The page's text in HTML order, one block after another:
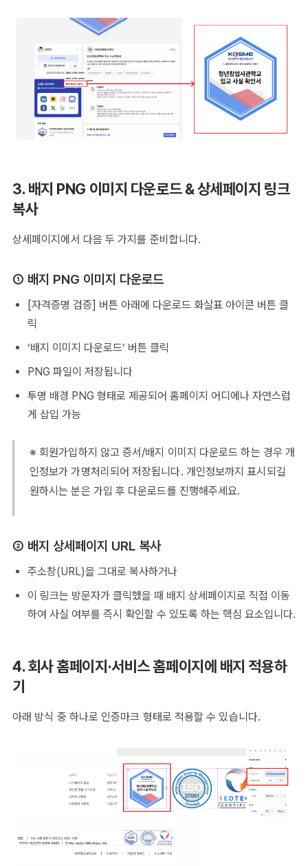
3. 배지 PNG 이미지 다운로드 & 상세페이지 링크
복사
상세페이지에서 다음 두 가지를 준비합니다.
① 배지 PNG 이미지 다운로드
[자격증명 검증] 버튼 아래에 다운로드 화살표 아이콘 버튼 클
릭
‘배지 이미지 다운로드’ 버튼 클릭
PNG 파일이 저장됩니다
투명 배경 PNG 형태로 제공되어 홈페이지 어디에나 자연스럽
게 삽입 가능
※ 회원가입하지 않고 증서/배지 이미지 다운로드 하는 경우 개
인정보가 가명처리되어 저장됩니다. 개인정보까지 표시되길
원하시는 분은 가입 후 다운로드를 진행해주세요.
② 배지 상세페이지 URL 복사
주소창(URL)을 그대로 복사하거나
이 링크는 방문자가 클릭했을 때 배지 상세페이지로 직접 이동
하여 사실 여부를 즉시 확인할 수 있도록 하는 핵심 요소입니다.
4. 회사 홈페이지·서비스 홈페이지에 배지 적용하
기
아래 방식 중 하나로 인증마크 형태로 적용할 수 있습니다.